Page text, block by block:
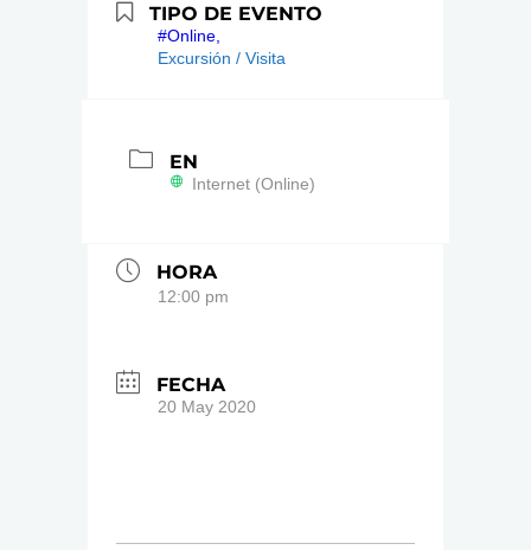
TIPO DE EVENTO
#Online,
Excursión / Visita
EN
Internet (Online)
HORA
12:00 pm
FECHA
20 May 2020